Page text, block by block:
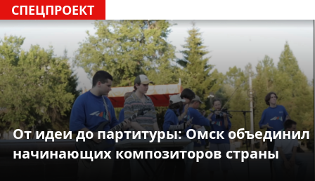
СПЕЦПРОЕКТ
От идеи до партитуры: Омск объединил
начинающих композиторов страны